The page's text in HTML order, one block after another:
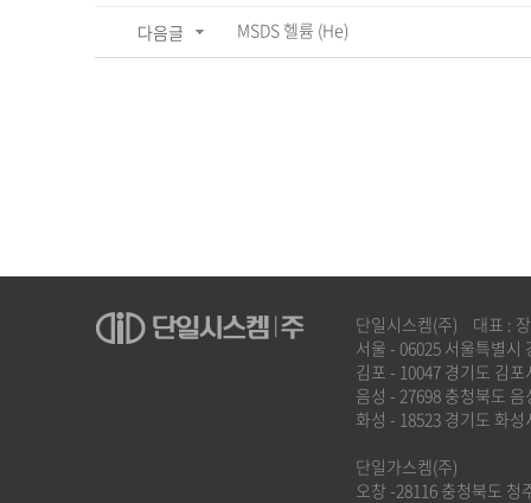
다음글 MSDS 헬륨 (He)
단일시스켐(주)
대표 :
서울 - 06025 서울특별시
김포 - 10047 경기도 김
음성 - 27698 충청북도
화성 - 18523 경기도 화
단일가스켐(주)
오창 -28116 충청북도